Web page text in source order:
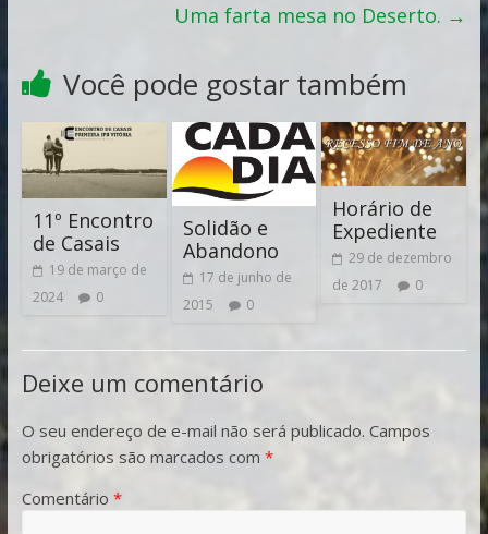
Uma farta mesa no Deserto. →
Você pode gostar também
11º Encontro
de Casais
19 de março de
2024
0
Solidão e
Abandono
17 de junho de
2015
0
Horário de
Expediente
29 de dezembro
de 2017
0
Deixe um comentário
O seu endereço de e-mail não será publicado. Campos
obrigatórios são marcados com *
Comentário *